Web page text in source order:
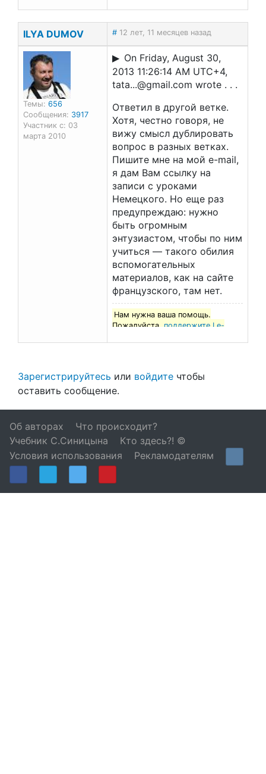
ILYA DUMOV # 12 лет, 11 месяцев назад
Темы: 656
Сообщения: 3917
Участник с: 03
марта 2010
On Friday, August 30,
2013 11:26:14 AM UTC+4,
tata...@gmail.com wrote . . .
Ответил в другой ветке.
Хотя, честно говоря, не
вижу смысл дублировать
вопрос в разных ветках.
Пишите мне на мой e-mail,
я дам Вам ссылку на
записи с уроками
Немецкого. Но еще раз
предупреждаю: нужно
быть огромным
энтузиастом, чтобы по ним
учиться — такого обилия
вспомогательных
материалов, как на сайте
французского, там нет.
Нам нужна ваша помощь.
Пожалуйста,поддержите Le-
Зарегистрируйтесь или войдите чтобы
оставить сообщение.
Об авторах
Что происходит?
Учебник С.Синицына
Кто здесь?! ©
Условия использования
Рекламодателям